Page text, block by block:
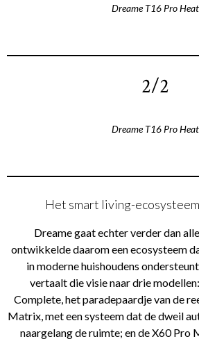
Dreame T16 Pro Heat
2/2
Dreame T16 Pro Heat
Het smart living-
Dreame gaat echter verder dan
ontwikkelde daarom een ecosysteem
in moderne huishoudens
vertaalt die visie naar drie
Complete, het paradepaardje van de
Matrix, met een systeem dat de dweil
naargelang de ruimte; en de X60 Pro